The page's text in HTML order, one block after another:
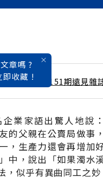
章嗎 ?
即收藏 !
號雜誌 第151期遠見雜
業家語出驚人地說
的父親在公賣局做事
，生產力還會再增加
中，說出「如果濁水
，似乎有異曲同工之妙